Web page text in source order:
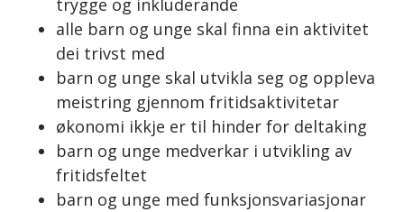
trygge og inkluderande
alle barn og unge skal finna ein aktivitet
dei trivst med
barn og unge skal utvikla seg og oppleva
meistring gjennom fritidsaktivitetar
økonomi ikkje er til hinder for deltaking
barn og unge medverkar i utvikling av
fritidsfeltet
barn og unge med funksjonsvariasjonar